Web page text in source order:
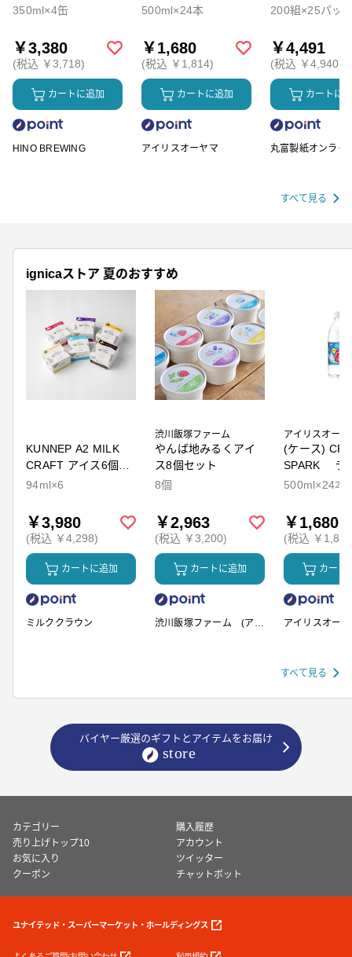
350ml×4缶
￥3,380
(税込 ￥3,718)
カートに追加
HINO BREWING
ーダ
500ml×24本
￥1,680
(税込 ￥1,814)
カートに追加
アイリスオーヤマ
200組×25パッ
￥4,491
(税込 ￥4,940)
カートに
丸富製紙オンライ
すべて見る
ignicaストア 夏のおすすめ
KUNNEP A2 MILK
CRAFT アイス6個セ
ット
94ml×6
￥3,980
(税込 ￥4,298)
カートに追加
ミルククラウン
渋川飯塚ファーム
やんば地みるくアイ
ス8個セット
8個
￥2,963
(税込 ￥3,200)
カートに追加
渋川飯塚ファーム (アイ
アイリスオーヤ
(ケース)
SPARK ラ
500ml×24本
￥1,680
(税込 ￥
カート
アイリスオー
すべて見る
バイヤー厳選のギフトとアイテムをお届け
カテゴリー
購入履歴
売り上げトップ10
アカウント
お気に入り
ツイッター
クーポン
チャットボット
ユナイテッド・スーパーマーケット・ホールディングス